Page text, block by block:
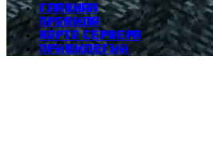
Главная
Правила
Карта сервера
Привилегии